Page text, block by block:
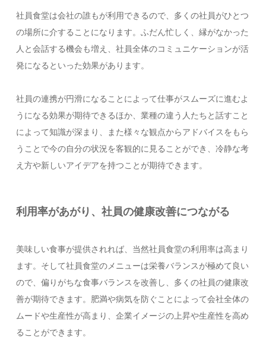
社員食堂は会社の誰もが利用できるので、多くの社員がひとつ
の場所に介することになります。ふだん忙しく、縁がなかった
人と会話する機会も増え、社員全体のコミュニケーションが活
発になるといった効果があります。
社員の連携が円滑になることによって仕事がスムーズに進むよ
うになる効果が期待できるほか、業種の違う人たちと話すこと
によって知識が深まり、また様々な観点からアドバイスをもら
うことで今の自分の状況を客観的に見ることができ、冷静な考
え方や新しいアイデアを持つことが期待できます。
利用率があがり、社員の健康改善につながる
美味しい食事が提供されれば、当然社員食堂の利用率は高まり
ます。そして社員食堂のメニューは栄養バランスが極めて良い
ので、偏りがちな食事バランスを改善し、多くの社員の健康改
善が期待できます。肥満や病気を防ぐことによって会社全体の
ムードや生産性が高まり、企業イメージの上昇や生産性を高め
ることができます。